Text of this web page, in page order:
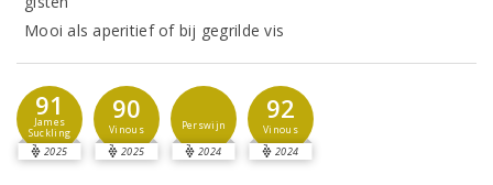
Mooi als aperitief of bij gegrilde vis
91
James
Suckling
2025
90
Vinous
2025
Perswijn
2024
92
Vinous
2024